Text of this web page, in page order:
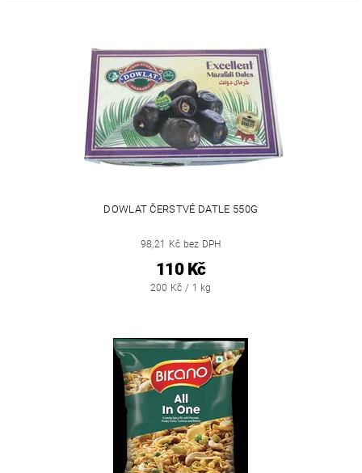
DOWLAT ČERSTVÉ DATLE 550G
98,21 Kč bez DPH
110 Kč
200 Kč / 1 kg